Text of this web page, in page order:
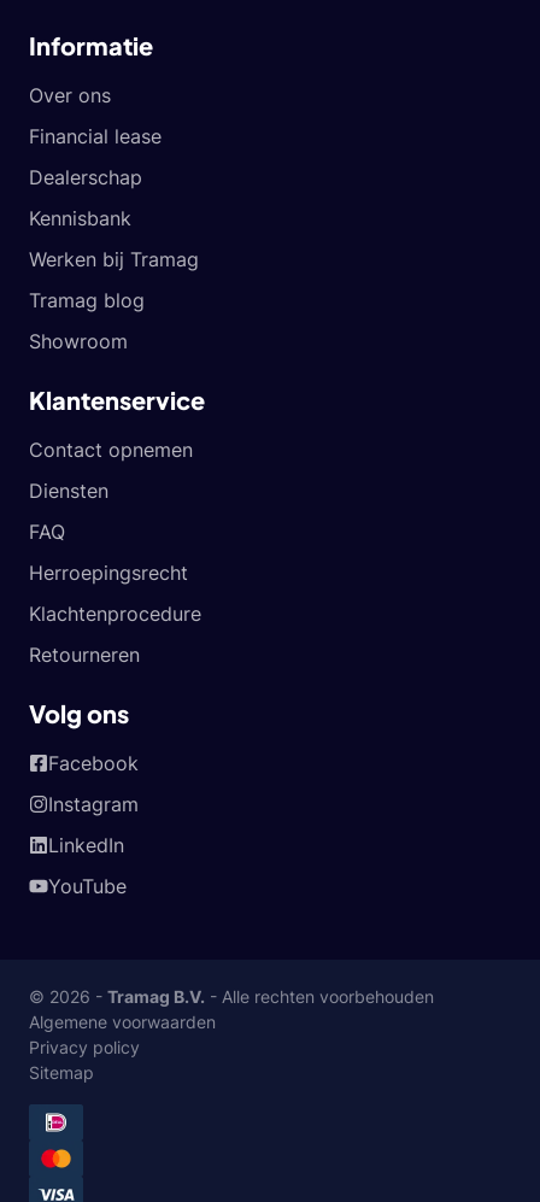
Informatie
Over ons
Financial lease
Dealerschap
Kennisbank
Werken bij Tramag
Tramag blog
Showroom
Klantenservice
Contact opnemen
Diensten
FAQ
Herroepingsrecht
Klachtenprocedure
Retourneren
Volg ons
Facebook
Instagram
LinkedIn
YouTube
© 2026 - Tramag B.V. - Alle rechten voorbehouden
Algemene voorwaarden
Privacy policy
Sitemap